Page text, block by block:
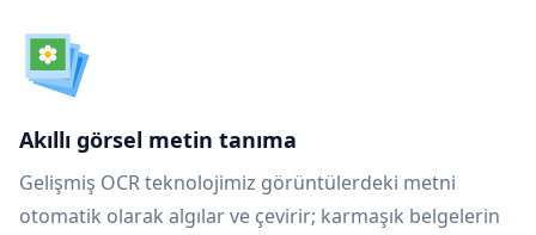
Akıllı görsel metin tanıma
Gelişmiş OCR teknolojimiz görüntülerdeki metni
otomatik olarak algılar ve çevirir; karmaşık belgelerin